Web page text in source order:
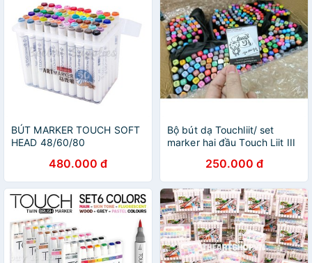
BÚT MARKER TOUCH SOFT
HEAD 48/60/80
480.000 đ
Bộ bút dạ Touchliit/ set
marker hai đầu Touch Liit III
màu, 80 màu cho học sinh,
sinh viên
250.000 đ